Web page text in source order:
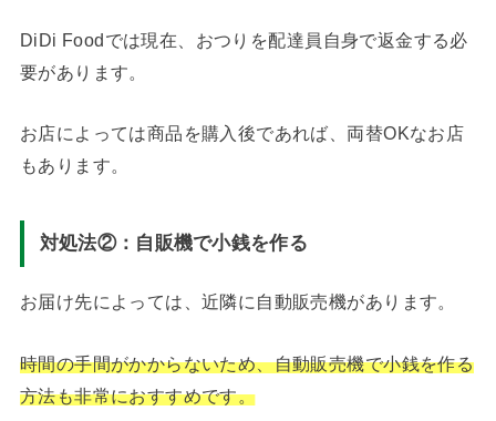
DiDi Foodでは現在、おつりを配達員自身で返金する必
要があります。
お店によっては商品を購入後であれば、両替OKなお店
もあります。
対処法②：自販機で小銭を作る
お届け先によっては、近隣に自動販売機があります。
時間の手間がかからないため、自動販売機で小銭を作る
方法も非常におすすめです。